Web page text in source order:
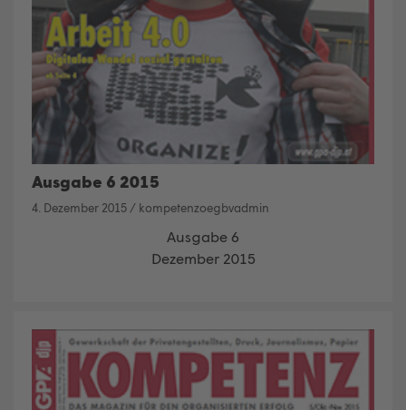
Ausgabe 6 2015
4. Dezember 2015 / kompetenzoegbvadmin
Ausgabe 6
Dezember 2015